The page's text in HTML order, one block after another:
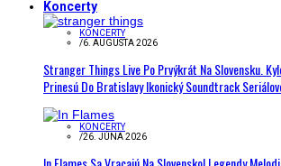
Koncerty
KONCERTY
/6. AUGUSTA 2026
Stranger Things Live Po Prvýkrát Na Slovensku.
Prinesú Do Bratislavy Ikonický Soundtrack
KONCERTY
/26. JÚNA 2026